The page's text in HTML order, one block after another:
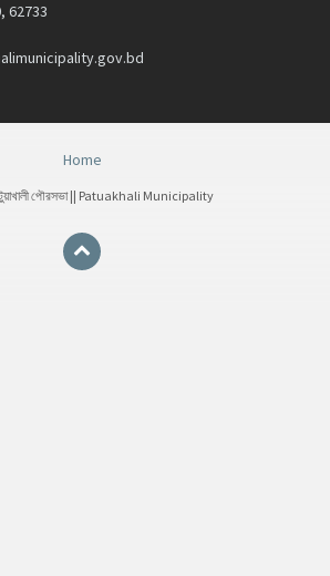
62733
Home
পৌরসভা || Patuakhali Municipality